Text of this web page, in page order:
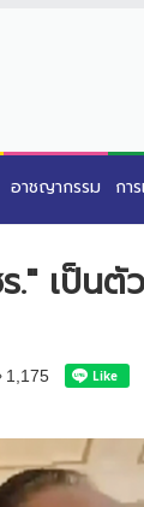
อาชญากรรม กา
เป็น
1,175